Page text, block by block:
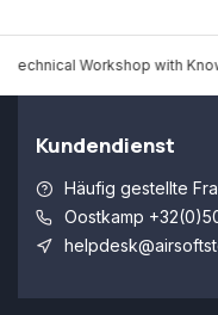
Technical Workshop with
Kundendienst
Häufig gestellte
Oostkamp